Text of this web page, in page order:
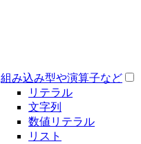
組み込み型や演算子など
リテラル
文字列
数値リテラル
リスト